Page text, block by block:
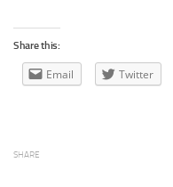
Share this:
Email Twitter
SHARE